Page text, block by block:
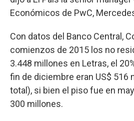
Económicos de PwC,
Con datos del Banco Central,
comienzos de 2015 los no
3.448 millones en Letras, el
fin de diciembre eran US$ 516
total), si bien el piso fue en
300 millones.